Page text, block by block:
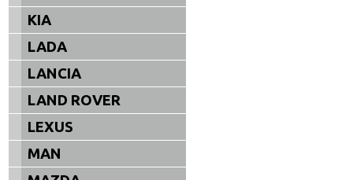
KIA
LADA
LANCIA
LAND ROVER
LEXUS
MAN